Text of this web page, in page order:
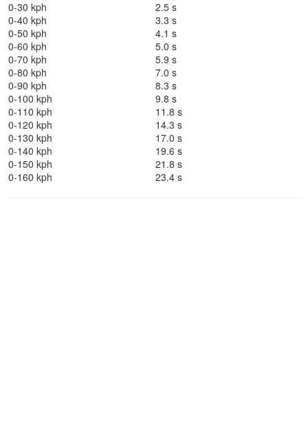
0-30 kph
2.5 s
0-40 kph
3.3 s
0-50 kph
4.1 s
0-60 kph
5.0 s
0-70 kph
5.9 s
0-80 kph
7.0 s
0-90 kph
8.3 s
0-100 kph
9.8 s
0-110 kph
11.8 s
0-120 kph
14.3 s
0-130 kph
17.0 s
0-140 kph
19.6 s
0-150 kph
21.8 s
0-160 kph
23.4 s